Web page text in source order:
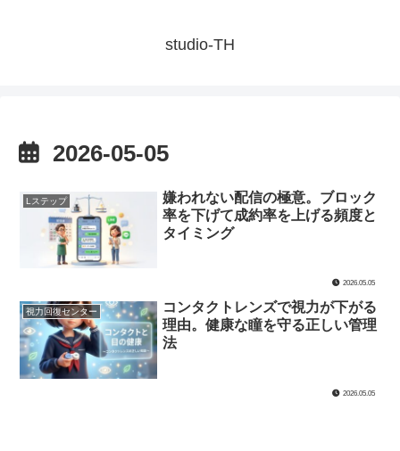
studio-TH
2026-05-05
Lステップ
嫌われない配信の極意。ブロック
率を下げて成約率を上げる頻度と
タイミング
2026.05.05
視力回復センター
コンタクトレンズで視力が下がる
理由。健康な瞳を守る正しい管理
法
2026.05.05